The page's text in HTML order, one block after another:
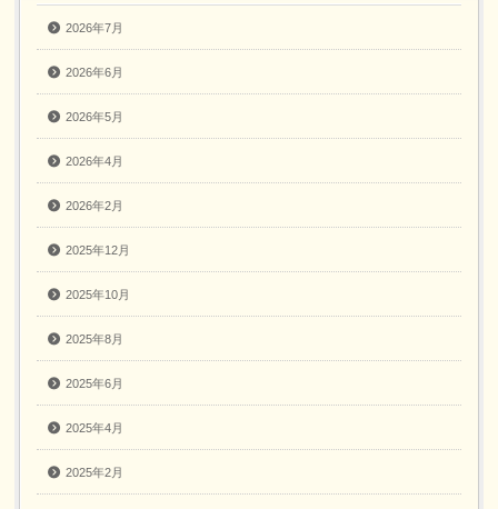
2026年7月
2026年6月
2026年5月
2026年4月
2026年2月
2025年12月
2025年10月
2025年8月
2025年6月
2025年4月
2025年2月